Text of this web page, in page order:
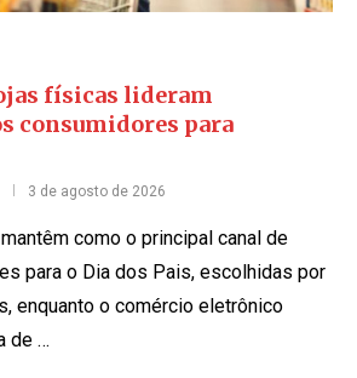
físicas lideram
consumidores para
3 de agosto de 2026
como o principal canal de
para o Dia dos Pais, escolhidas por
enquanto o comércio eletrônico
de …